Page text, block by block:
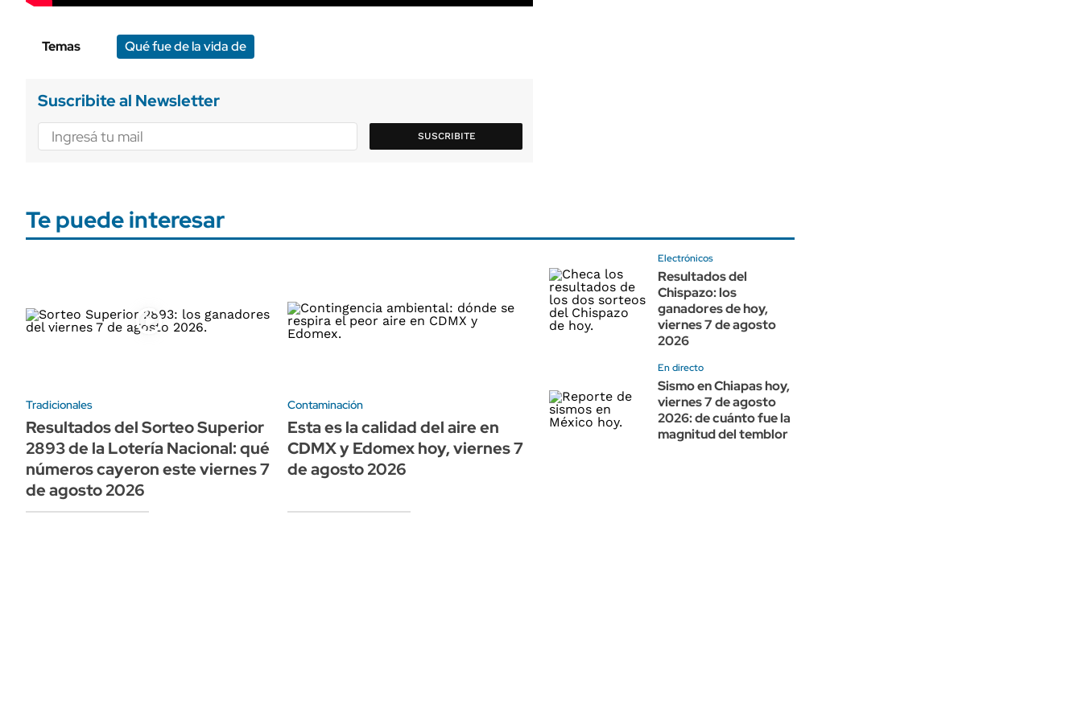
Temas Qué fue de la vida de
Suscribite al Newsletter
SUSCRIBITE
Te puede interesar
Tradicionales
Resultados del Sorteo Superior
2893 de la Lotería Nacional: qué
números cayeron este viernes 7
de agosto 2026
Contaminación
Esta es la calidad del aire en
CDMX y Edomex hoy, viernes 7
de agosto 2026
Electrónicos
Resultados del
Chispazo: los
ganadores de hoy,
viernes 7 de agosto
2026
En directo
Sismo en Chiapas hoy,
viernes 7 de agosto
2026: de cuánto fue la
magnitud del temblor